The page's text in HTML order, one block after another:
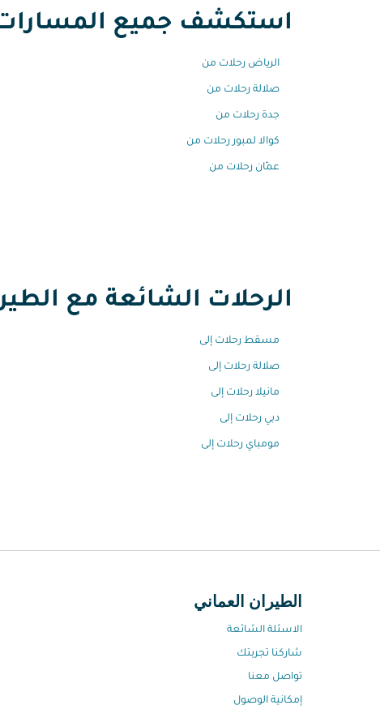
استكشف جميع المسارات
الرياض رحلات من
صلالة رحلات من
جدة رحلات من
كوالا لمبور رحلات من
عمّان رحلات من
الرحلات الشائعة مع
مسقط رحلات إلى
صلالة رحلات إلى
مانيلا رحلات إلى
دبي رحلات إلى
مومباي رحلات إلى
الطيران العماني
الاسئلة الشائعة
شاركنا تجربتك
تواصل معنا
إمكانية الوصول